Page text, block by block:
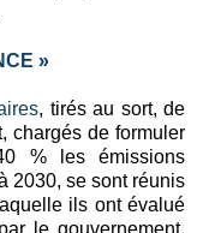
»
, tirés au sort, de
chargés de formuler
% les émissions
2030, se sont réunis
ils ont évalué
le gouvernement.